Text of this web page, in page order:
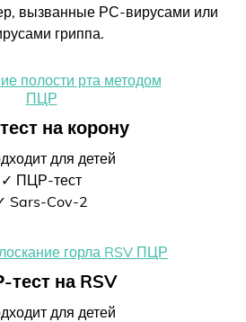
вызванные РС-вирусами или
гриппа.
на корону
для детей
✓ ПЦР-тест
Sars-Cov-2
тест на RSV
для детей